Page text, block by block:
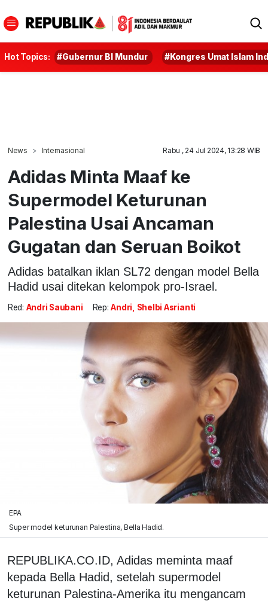
Hot Topics: #Gubernur BI Mundur #Kongres Umat Islam
News Internasional Rabu , 24 Jul 2024, 13:28 WIB
Adidas Minta Maaf ke
Supermodel Keturunan
Palestina Usai Ancaman
Gugatan dan Seruan Boikot
Adidas batalkan iklan SL72 dengan model Bella
Hadid usai ditekan kelompok pro-Israel.
Red: Andri Saubani Rep: Andri, Shelbi Asrianti
EPA
Super model keturunan Palestina, Bella Hadid.
REPUBLIKA.CO.ID, Adidas meminta maaf
kepada Bella Hadid, setelah supermodel
keturunan Palestina-Amerika itu mengancam